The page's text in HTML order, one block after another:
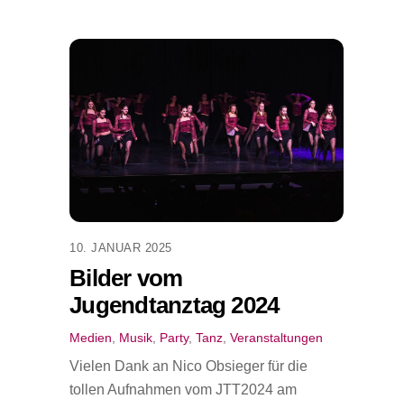
10. JANUAR 2025
Bilder vom
Jugendtanztag 2024
Medien Musik Party,Tanz ,Veranstaltungen
Vielen Dank an Nico Obsieger für die
tollen Aufnahmen vom JTT2024 am